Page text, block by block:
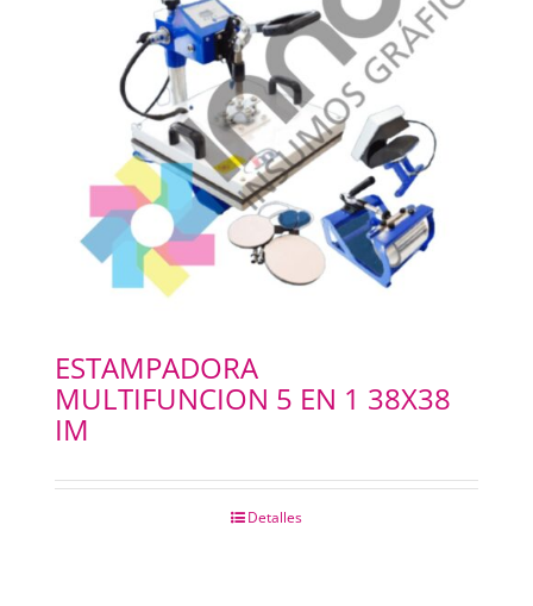
ESTAMPADORA
MULTIFUNCION 5 EN 1 38X38
IM
Detalles